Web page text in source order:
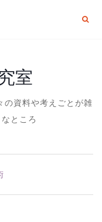
室
の資料や考えごとが雑
ところ